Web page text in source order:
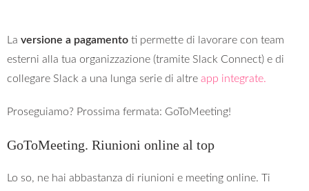
La versione a pagamento ti permette di lavorare con team
esterni alla tua organizzazione (tramite Slack Connect) e di
collegare Slack a una lunga serie di altre app integrate.
Proseguiamo? Prossima fermata: GoToMeeting!
GoToMeeting. Riunioni online al top
Lo so, ne hai abbastanza di riunioni e meeting online. Ti